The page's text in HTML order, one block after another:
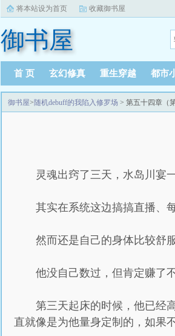
将本站设为首页 收藏御书屋
御书屋
首 页 玄幻修真 重生穿越 都市
御书屋> 随机debuff的我陷入修罗场 > 第五十四章（
灵魂出窍了三天，水岛川宴
其实在系统这边搞搞直播、
然而还是自己的身体比较舒
他没自己数过，但肯定赚了
第三天起床的时候，他已经
直就像是为他量身定制的，如果